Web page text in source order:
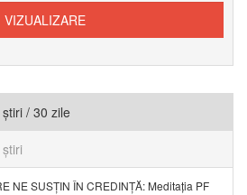
/ 30 zile
NE SUSȚIN ÎN CREDINȚĂ: Meditația PF